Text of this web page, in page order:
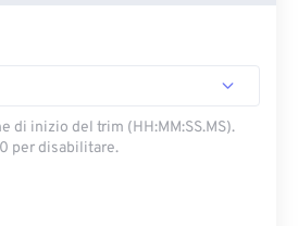
di inizio del trim (HH:MM:SS.MS).
per disabilitare.